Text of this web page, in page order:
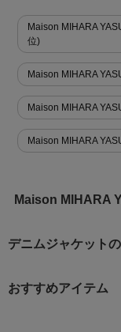
Maison MIHARA
位)
Maison MIHARA
Maison MIHARA
Maison MIHARA
Maison MIHARA
デニムジャケット
おすすめアイテム